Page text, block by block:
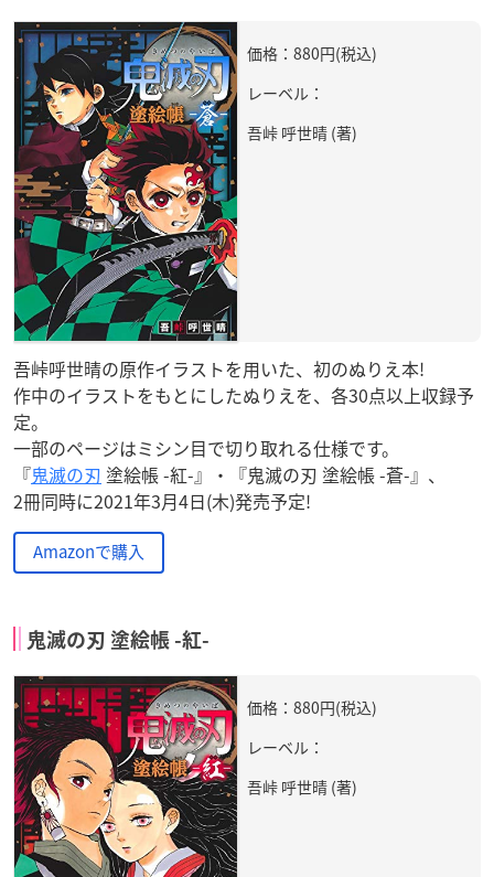
価格：880円(税込)
レーベル：
吾峠 呼世晴 (著)
吾峠呼世晴の原作イラストを用いた、初のぬりえ本!
作中のイラストをもとにしたぬりえを、各30点以上収録予
定。
一部のページはミシン目で切り取れる仕様です。
『鬼滅の刃 塗絵帳 -紅-』・『鬼滅の刃 塗絵帳 -蒼-』、
2冊同時に2021年3月4日(木)発売予定!
Amazonで購入
鬼滅の刃 塗絵帳 -紅-
価格：880円(税込)
レーベル：
吾峠 呼世晴 (著)